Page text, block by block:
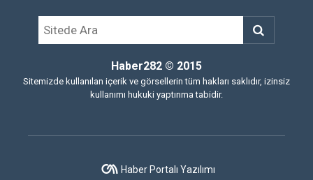
Haber282 © 2015
Sitemizde kullanılan içerik ve görsellerin tüm hakları saklıdır, izinsiz
kullanımı hukuki yaptırıma tabidir.
Haber Portalı Yazılımı